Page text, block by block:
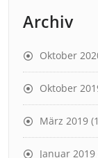
Archiv
Oktober
Oktober
März 2019
Januar 2019